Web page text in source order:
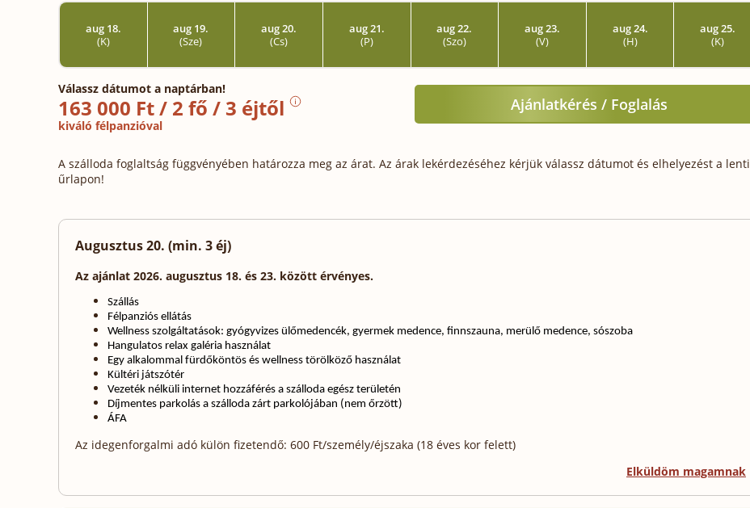
aug 18.
(K)
aug 19.
(Sze)
aug 20.
(Cs)
aug 21.
(P)
aug 22.
(Szo)
aug 23.
(V)
aug 24.
(H)
aug 25.
(K)
Válassz dátumot a naptárban!
163 000 Ft / 2 fő / 3 éjtől
kiváló félpanzióval
Ajánlatkérés / Foglalás
A szálloda foglaltság függvényében határozza meg az árat. Az árak lekérdezéséhez kérjük válassz dátumot és elhelyezést a lenti
űrlapon!
Augusztus 20. (min. 3 éj)
Az ajánlat 2026. augusztus 18. és 23. között érvényes.
Szállás
Félpanziós ellátás
Wellness szolgáltatások: gyógyvizes ülőmedencék, gyermek medence, finnszauna, merülő medence, sószoba
Hangulatos relax gal éria használat
Egy alkalommal fürdőköntös és wellness törölköző használat
Kültéri játszótér
Vezeték nélküli internet hozzáférés a szá lloda egész területén
Díjmentes parkolás a szálloda zárt parkolójában (nem őrzött)
ÁFA
Az idegenforgalmi adó külön fizetendő: 600 Ft/személy/éjszaka (18 éves kor felett)
Elküldöm magamnak